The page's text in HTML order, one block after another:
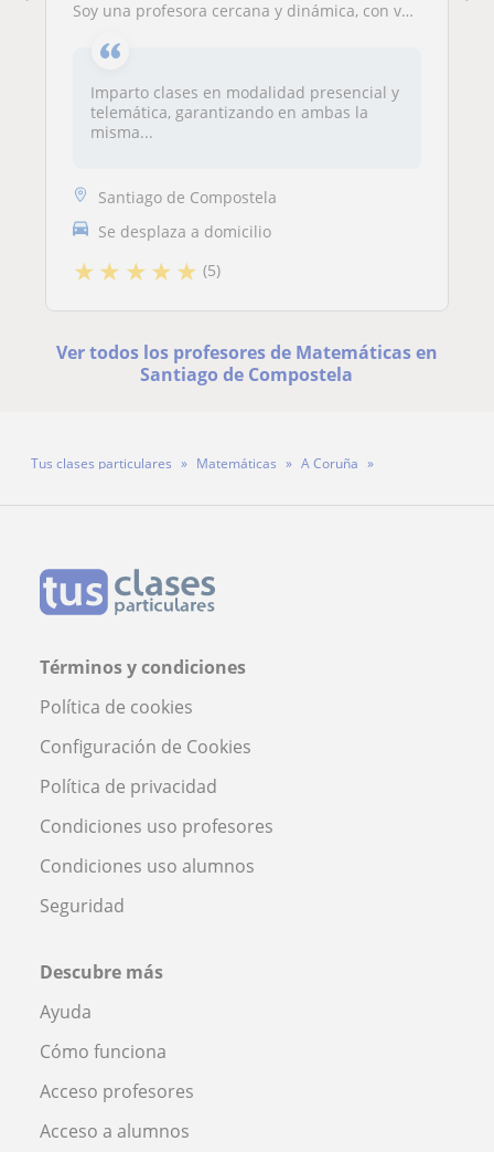
Soy una profesora cercana y dinámica, con vocación por la enseñanza y experiencia trabajando con estudiantes de ESO y Bachillerato
Imparto clases en modalidad presencial y
telemática, garantizando en ambas la
misma...
Santiago de Compostela
Se desplaza a domicilio
★★ ★★★ (5)
Ver todos los profesores de Matemáticas en
Santiago de Compostela
Tus clases particulares Matemáticas
A Coruña
Términos y condiciones
Política de cookies
Configuración de Cookies
Política de privacidad
Condiciones uso profesores
Condiciones uso alumnos
Seguridad
Descubre más
Ayuda
Cómo funciona
Acceso profesores
Acceso a alumnos